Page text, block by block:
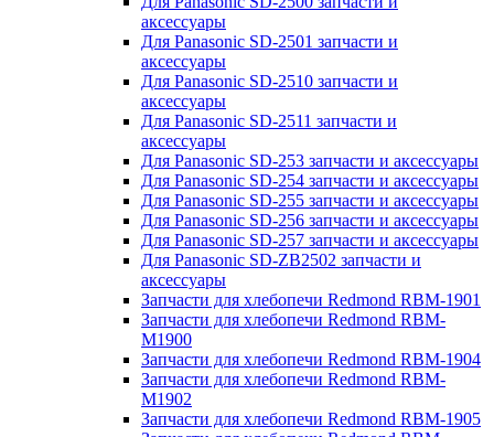
аксессуары
Для Panasonic SD-2501 запчасти и
аксессуары
Для Panasonic SD-2510 запчасти и
аксессуары
Для Panasonic SD-2511 запчасти и
аксессуары
Для Panasonic SD-253 запчасти и аксессуары
Для Panasonic SD-254 запчасти и аксессуары
Для Panasonic SD-255 запчасти и аксессуары
Для Panasonic SD-256 запчасти и аксессуары
Для Panasonic SD-257 запчасти и аксессуары
Для Panasonic SD-ZB2502 запчасти и
аксессуары
Запчасти для хлебопечи Redmond RBM-1901
Запчасти для хлебопечи Redmond RBM-
M1900
Запчасти для хлебопечи Redmond RBM-1904
Запчасти для хлебопечи Redmond RBM-
M1902
Запчасти для хлебопечи Redmond RBM-1905